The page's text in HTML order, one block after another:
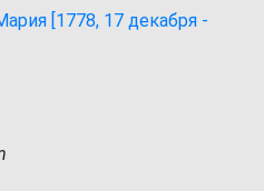
[1778, 17 декабря -